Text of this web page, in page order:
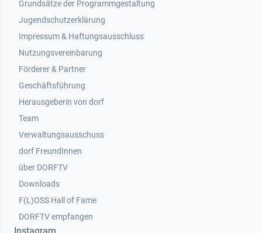
Grundsätze der Programmgestaltung
Jugendschutzerklärung
Impressum & Haftungsausschluss
Nutzungsvereinbarung
Footer 2
Förderer & Partner
Geschäftsführung
Herausgeberin von dorf
Team
Verwaltungsausschuss
dorf FreundInnen
Footer 3
über DORFTV
Downloads
F(L)OSS Hall of Fame
Footer 4
DORFTV empfangen